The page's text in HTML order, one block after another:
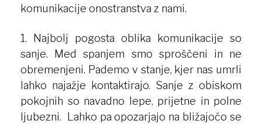
komunikacije onostranstva z nami.
1. Najbolj pogosta oblika komunikacije so
sanje. Med spanjem smo sproščeni in ne
obremenjeni. Pademo v stanje, kjer nas umrli
lahko najažje kontaktirajo. Sanje z obiskom
pokojnih so navadno lepe, prijetne in polne
ljubezni. Lahko pa opozarjajo na bližajočo se